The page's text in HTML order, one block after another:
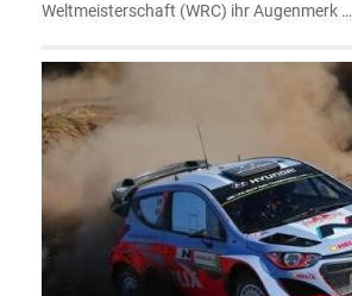
Weltmeisterschaft (WRC) ihr Augenmerk …